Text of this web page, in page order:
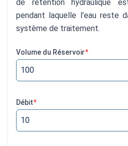
de rétention hydraulique
pendant laquelle l'eau reste
système de traitement.
Volume du Réservoir*
Débit*